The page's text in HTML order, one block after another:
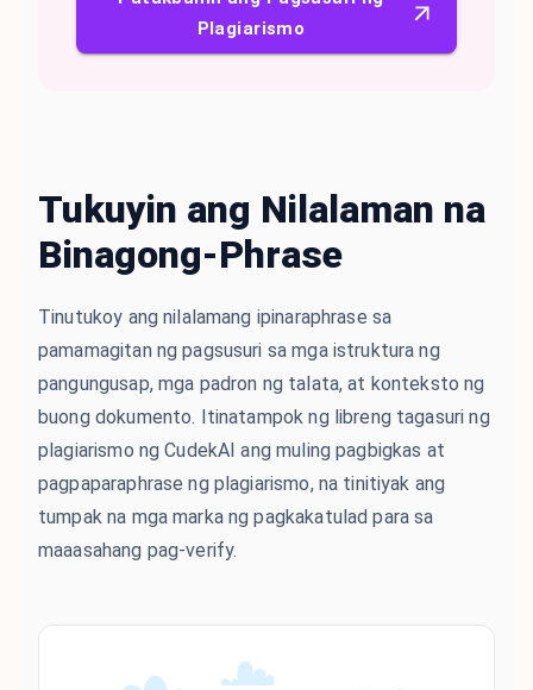
Plagiarismo
Tukuyin ang Nilalaman na
Binagong-Phrase
Tinutukoy ang nilalamang ipinaraphrase sa
pamamagitan ng pagsusuri sa mga istruktura ng
pangungusap, mga padron ng talata, at konteksto ng
buong dokumento. Itinatampok ng libreng tagasuri ng
plagiarismo ng CudekAI ang muling pagbigkas at
pagpaparaphrase ng plagiarismo, na tinitiyak ang
tumpak na mga marka ng pagkakatulad para sa
maaasahang pag-verify.